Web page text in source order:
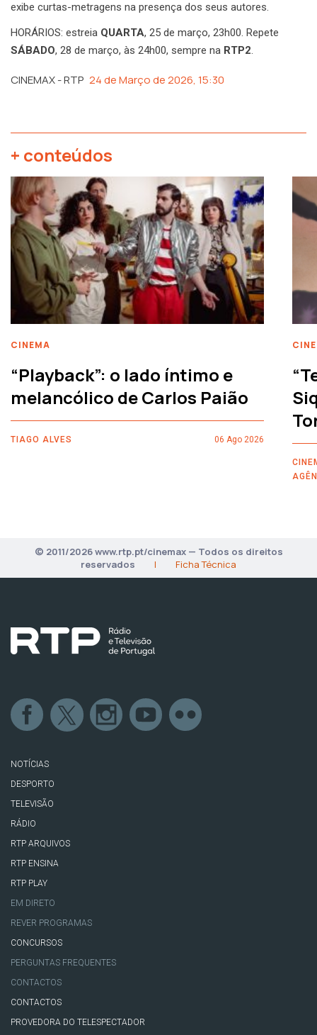
exibe curtas-metragens na presença dos seus autores.
HORÁRIOS: estreia QUARTA, 25 de março, 23h00. Repete
SÁBADO, 28 de março, às 24h00, sempre na RTP2.
CINEMAX - RTP 24 de Março de 2026, 15:30
+ conteúdos
CINEMA
“Playback”: o lado íntimo e
melancólico de Carlos Paião
TIAGO ALVES 06 Ago 2026
© 2011/2026 www.rtp.pt/cinemax — Todos os direitos
reservados
| Ficha Técnica
NOTÍCIAS
DESPORTO
TELEVISÃO
RÁDIO
RTP ARQUIVOS
RTP ENSINA
RTP PLAY
EM DIRETO
REVER PROGRAMAS
CONCURSOS
PERGUNTAS FREQUENTES
CONTACTOS
CONTACTOS
PROVEDORA DO TELESPECTADOR